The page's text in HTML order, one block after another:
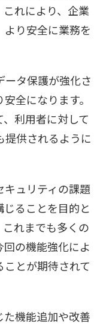
れにより、企業
り安全に業務を
ータ保護が強化さ
全になります。
利用者に対して
供されるように
キュリティの課題
ることを目的と
れまでも多くの
の機能強化によ
とが期待されて
機能追加や改善